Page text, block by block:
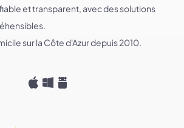
et transparent, avec des solutions
sur la Côte d'Azur depuis 2010.